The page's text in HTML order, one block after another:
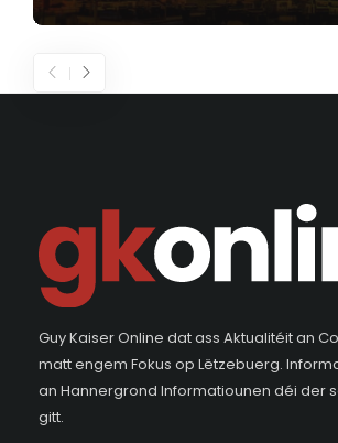
Guy Kaiser Online dat ass Aktualitéit an
matt engem Fokus op Lëtzebuerg.
an Hannergrond Informatiounen déi der
gitt.